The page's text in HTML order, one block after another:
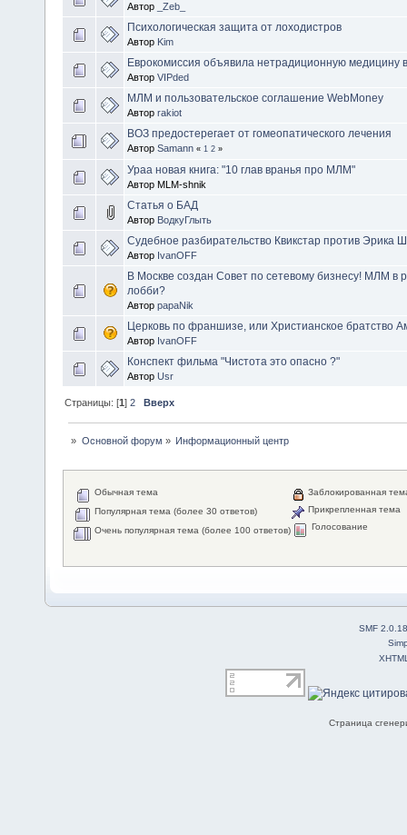
Автор _Zeb_
Психологическая защита от лоходистров
Автор Kim
Еврокомиссия объявила нетрадиционную медицину
Автор VIPded
МЛМ и пользовательское соглашение WebMoney
Автор rakiot
ВОЗ предостерегает от гомеопатического лечения
Автор Samann « 1 2 »
Ураа новая книга: "10 глав вранья про МЛМ"
Автор MLM-shnik
Статья о БАД
Автор ВодкуГлыть
Судебное разбирательство Квикстар против Эрика
Автор IvanOFF
В Москве создан Совет по сетевому бизнесу! МЛМ в
лобби?
Автор papaNik
Церковь по франшизе, или Христианское братство
Автор IvanOFF
Конспект фильма "Чистота это опасно ?"
Автор Usr
Страницы: [1]2 Вверх
» Основной форум » Информационный центр
Обычная тема
Популярная тема (более 30 ответов)
Очень популярная тема (более 100 ответов)
Заблокированная
Прикрепленная тема
Голосование
SMF 2.0.18
Страница